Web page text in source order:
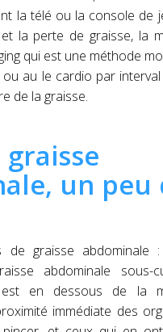
la télé ou la console de
la perte de graisse, la
qui est une méthode
au le cardio par
de la graisse.
un peu
graisse abdominale
abdominale sous-
est en dessous de la
immédiate des